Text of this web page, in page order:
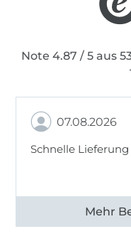
Note 4.87 / 5 aus
07.08.2026
Schnelle
Alle 82968